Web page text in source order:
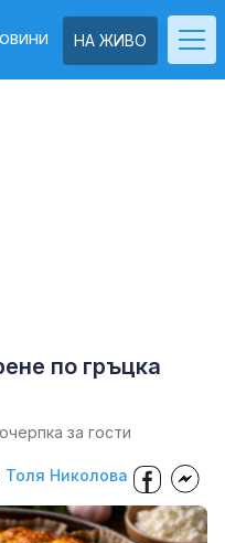
НА ЖИВО
по гръцка
за гости
Толя Николова